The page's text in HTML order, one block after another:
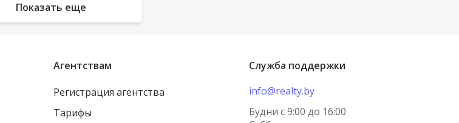
Показать еще
Агентствам
Регистрация агентства
Тарифы
Служба поддержки
info@realty.by
Будни с 9:00 до 16:00